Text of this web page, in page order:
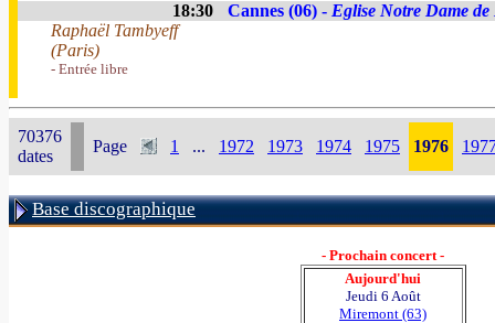
18:30 Cannes (06) - Eglise Notre Dame de
Raphaël Tambyeff
(Paris)
- Entrée libre
70376
dates
Page 1 ... 1972 1973 1974 1975 1976
Base discographique
- Prochain concert -
Aujourd'hui
Jeudi 6 Août
Miremont (63)